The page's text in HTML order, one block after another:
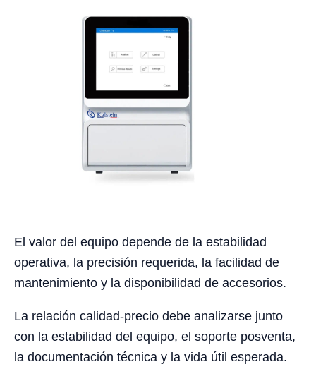
El valor del equipo depende de la estabilidad
operativa, la precisión requerida, la facilidad de
mantenimiento y la disponibilidad de accesorios.
La relación calidad-precio debe analizarse junto
con la estabilidad del equipo, el soporte posventa,
la documentación técnica y la vida útil esperada.